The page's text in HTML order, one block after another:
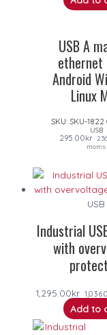
USB A
ethernet
Android
Linux
SKU: SKU-1822
USB
295.00kr
moms
USB
Industrial
with
1,295.00kr
Add to